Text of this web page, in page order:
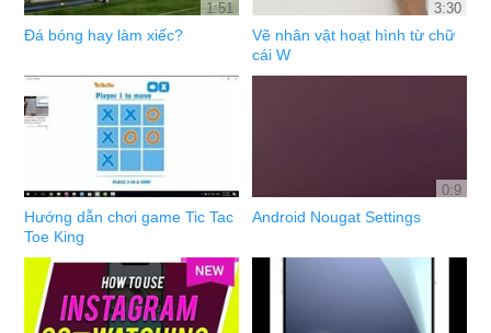
1:51
Đá bóng hay làm xiếc?
3:30
Vẽ nhân vật hoạt hình từ chữ
cái W
Hướng dẫn chơi game Tic Tac
Toe King
0:9
Android Nougat Settings